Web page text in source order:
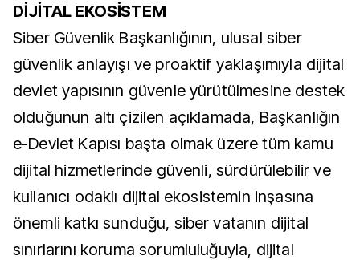
DİJİTAL EKOSİSTEM
Siber Güvenlik Başkanlığının, ulusal siber
güvenlik anlayışı ve proaktif yaklaşımıyla dijital
devlet yapısının güvenle yürütülmesine destek
olduğunun altı çizilen açıklamada, Başkanlığın
e-Devlet Kapısı başta olmak üzere tüm kamu
dijital hizmetlerinde güvenli, sürdürülebilir ve
kullanıcı odaklı dijital ekosistemin inşasına
önemli katkı sunduğu, siber vatanın dijital
sınırlarını koruma sorumluluğuyla, dijital